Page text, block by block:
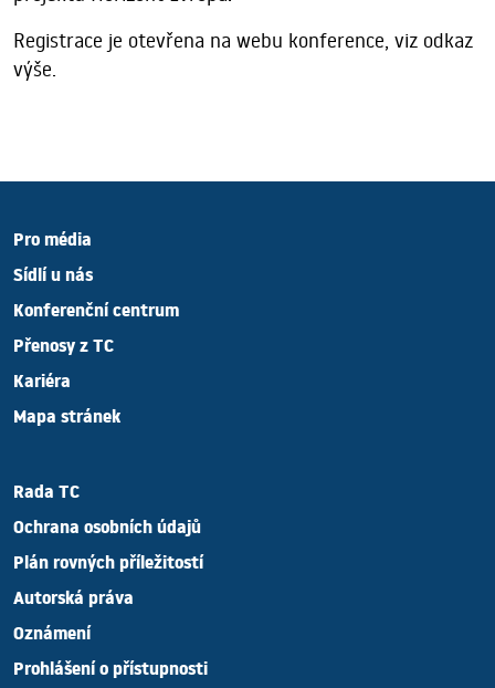
Registrace je otevřena na webu konference, viz odkaz
výše.
Pro média
Sídlí u nás
Konferenční centrum
Přenosy z TC
Kariéra
Mapa stránek
Rada TC
Ochrana osobních údajů
Plán rovných příležitostí
Autorská práva
Oznámení
Prohlášení o přístupnosti